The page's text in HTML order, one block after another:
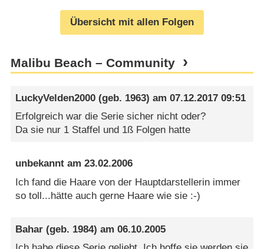
Übersicht mit allen Folgen
Malibu Beach – Community
LuckyVelden2000 (geb. 1963) am07.12.2017 09:51
Erfolgreich war die Serie sicher nicht oder?
Da sie nur 1 Staffel und 1ß Folgen hatte
unbekannt am23.02.2006
Ich fand die Haare von der Hauptdarstellerin immer
so toll...hätte auch gerne Haare wie sie :-)
Bahar (geb. 1984) am06.10.2005